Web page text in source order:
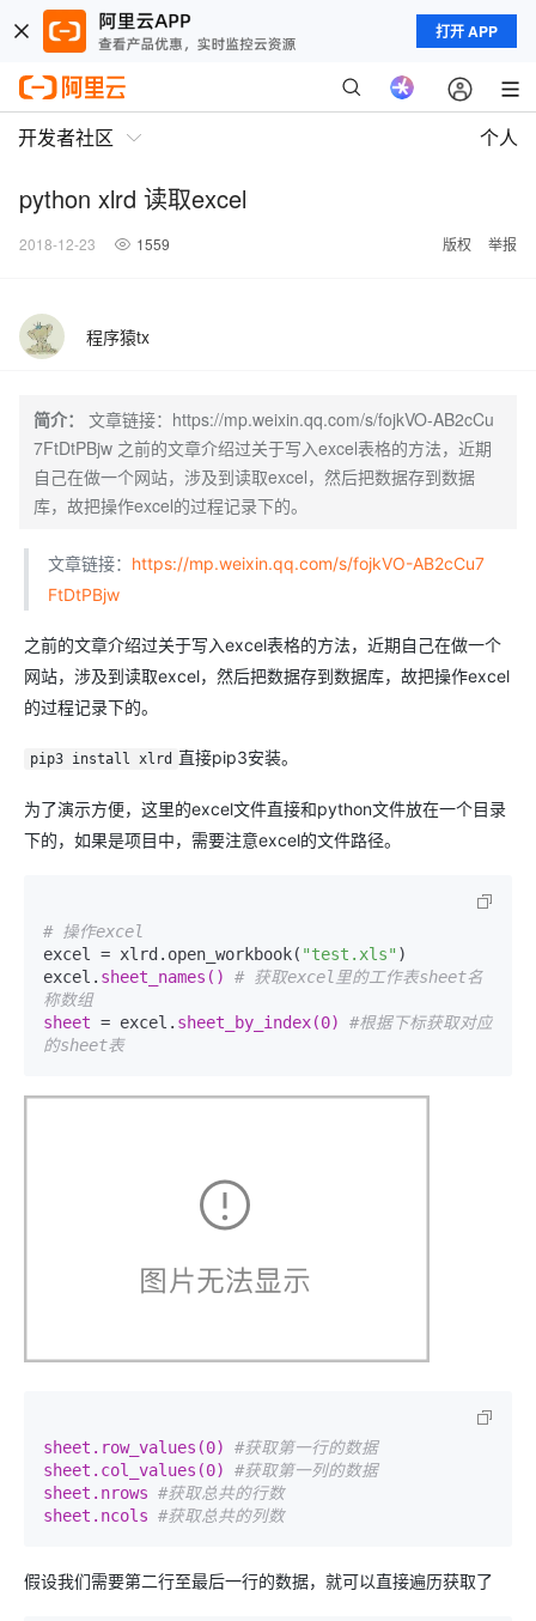
打开 APP
开发者社区 个人
python xlrd 读取excel
2018-12-23 1559 版权 举报
程序猿tx
简介：
文章链接：https://mp.weixin.qq.com/s/fojkVO-AB2cCu
7FtDtPBjw 之前的文章介绍过关于写入excel表格的方法，近期
自己在做一个网站，涉及到读取excel，然后把数据存到数据
库，故把操作excel的过程记录下的。
文章链接： https://mp.weixin.qq.com/s/fojkVO-AB2cCu7
FtDtPBjw
之前的文章介绍过关于写入excel表格的方法，近期自己在做一个
网站，涉及到读取excel，然后把数据存到数据库，故把操作excel
的过程记录下的。
pip3 install xlrd 直接pip3安装。
为了演示方便，这里的excel文件直接和python文件放在一个目录
下的，如果是项目中，需要注意excel的文件路径。
# 操作excel
excel = xlrd.open_workbook( "test.xls" )
excel. sheet_names() # 获取excel里的工作表sheet名
称数组
sheet = excel. sheet_by_index(0) #根据下标获取对应
的sheet表
sheet.row_values(0) #获取第一行的数据
sheet.col_values(0) #获取第一列的数据
sheet.nrows #获取总共的行数
sheet.ncols #获取总共的列数
假设我们需要第二行至最后一行的数据，就可以直接遍历获取了